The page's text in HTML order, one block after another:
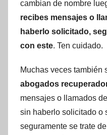
cambian de nombre
recibes mensajes o
haberlo solicitado,
con este. Ten cuidado.
Muchas veces también
abogados
mensajes o llamados
sin haberlo solicitado o
seguramente se trate